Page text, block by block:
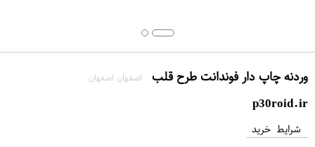
وردنه چاپ دار فوندانت طرح قلب اصفهان اصفهان
p30roid.ir
شرایط خرید